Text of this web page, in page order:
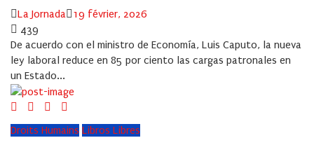
Author
La Jornada
Posted
19 février, 2026
439
De acuerdo con el ministro de Economía, Luis Caputo, la nueva
ley laboral reduce en 85 por ciento las cargas patronales en
un Estado...
Droits Humains Libros Libres